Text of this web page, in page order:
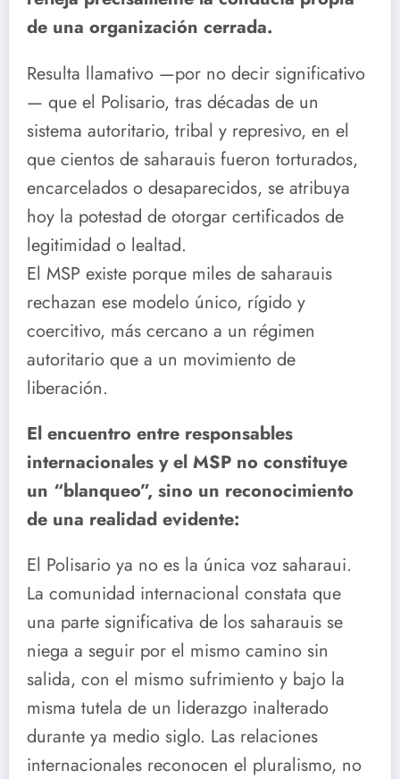
de una organización cerrada.
Resulta llamativo —por no decir significativo
— que el Polisario, tras décadas de un
sistema autoritario, tribal y represivo, en el
que cientos de saharauis fueron torturados,
encarcelados o desaparecidos, se atribuya
hoy la potestad de otorgar certificados de
legitimidad o lealtad.
El MSP existe porque miles de saharauis
rechazan ese modelo único, rígido y
coercitivo, más cercano a un régimen
autoritario que a un movimiento de
liberación.
El encuentro entre responsables
internacionales y el MSP no constituye
un “blanqueo”, sino un reconocimiento
de una realidad evidente:
El Polisario ya no es la única voz saharaui.
La comunidad internacional constata que
una parte significativa de los saharauis se
niega a seguir por el mismo camino sin
salida, con el mismo sufrimiento y bajo la
misma tutela de un liderazgo inalterado
durante ya medio siglo. Las relaciones
internacionales reconocen el pluralismo, no